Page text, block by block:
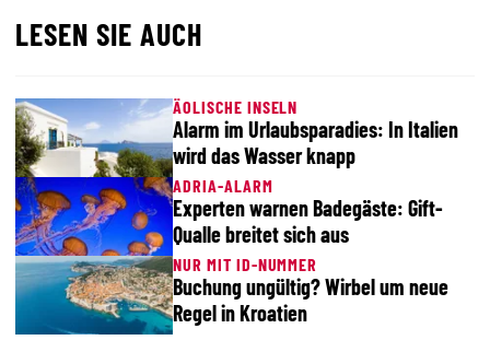
LESEN SIE AUCH
ÄOLISCHE INSELN
Alarm im Urlaubsparadies: In Italien
wird das Wasser knapp
ADRIA-ALARM
Experten warnen Badegäste: Gift-
Qualle breitet sich aus
NUR MIT ID-NUMMER
Buchung ungültig? Wirbel um neue
Regel in Kroatien